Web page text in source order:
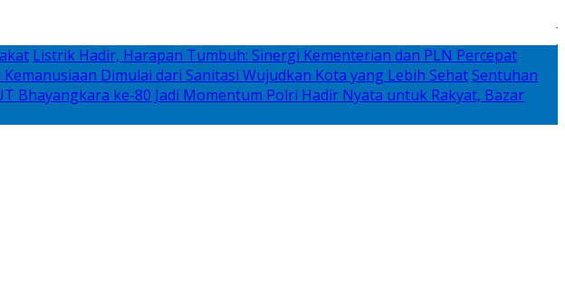
Listrik Hadir, Harapan Tumbuh: Sinergi Kementerian dan PLN Percepat
Dimulai dari Sanitasi Wujudkan Kota yang Lebih Sehat Sentuhan
Bhayangkara ke-80 Jadi Momentum Polri Hadir Nyata untuk Rakyat, Bazar